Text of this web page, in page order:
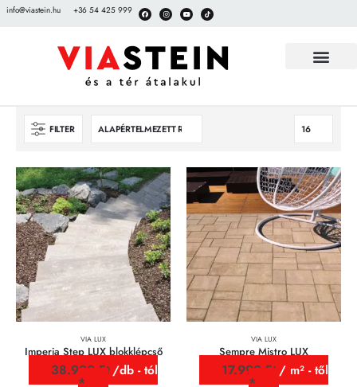
info@viastein.hu +36 54 425 999
FILTER
VIA LUX
Imperia Step LUX blokklépcső
38.990 Ft/db - tól
VIA LUX
Sempre Mistro LUX
17.990 Ft / m² - től